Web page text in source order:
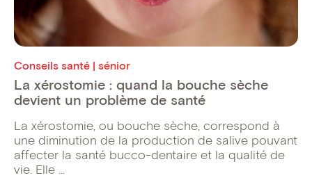
Conseils santé | sénior
La xérostomie : quand la bouche sèche
devient un problème de santé
La xérostomie, ou bouche sèche, correspond à
une diminution de la production de salive pouvant
affecter la santé bucco-dentaire et la qualité de
vie. Elle ...